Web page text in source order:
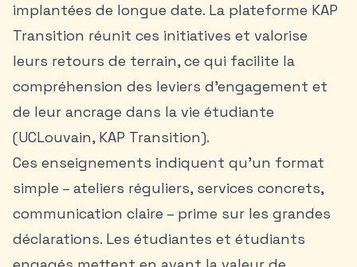
implantées de longue date. La plateforme KAP
Transition réunit ces initiatives et valorise
leurs retours de terrain, ce qui facilite la
compréhension des leviers d’engagement et
de leur ancrage dans la vie étudiante
(UCLouvain, KAP Transition).
Ces enseignements indiquent qu’un format
simple – ateliers réguliers, services concrets,
communication claire – prime sur les grandes
déclarations. Les étudiantes et étudiants